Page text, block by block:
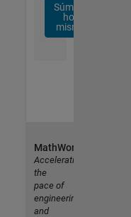
Súmese
hoy
mismo
MathWorks
Accelerating
the
pace of
engineering
and